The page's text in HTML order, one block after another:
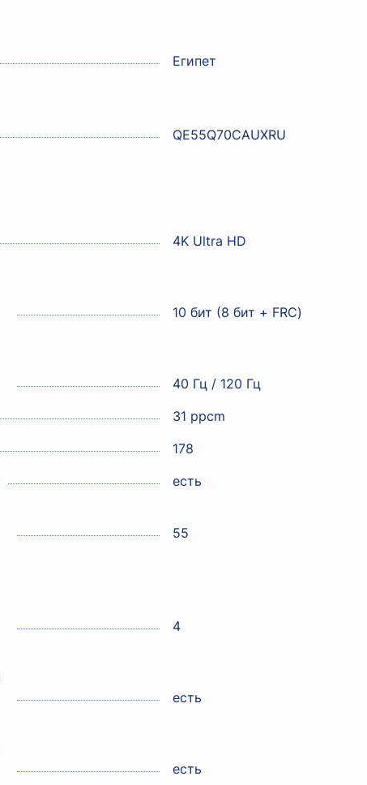
Египет
QE55Q70CAUXRU
4K Ultra HD
10 бит (8 бит + FRC)
40 Гц / 120 Гц
31 ppcm
178
есть
55
4
есть
есть